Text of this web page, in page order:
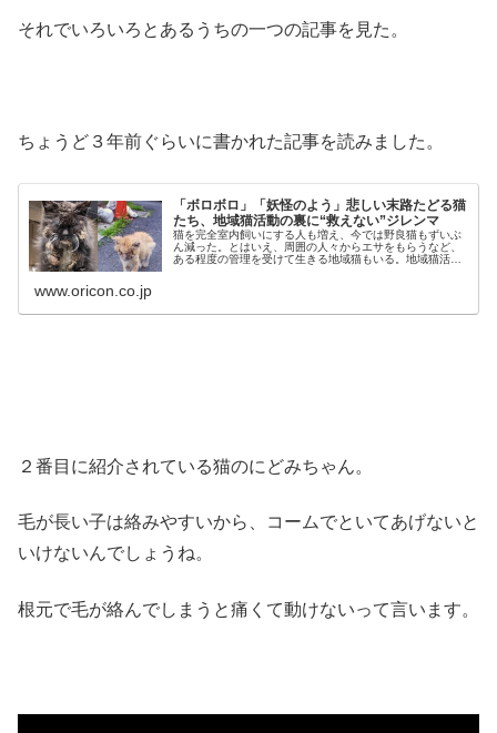
それでいろいろとあるうちの一つの記事を見た。
ちょうど３年前ぐらいに書かれた記事を読みました。
「ボロボロ」「妖怪のよう」悲しい末路たどる猫
たち、地域猫活動の裏に“救えない”ジレンマ
猫を完全室内飼いにする人も増え、今では野良猫もずいぶ
ん減った。とはいえ、周囲の人々からエサをもらうなど、
ある程度の管理を受けて生きる地域猫もいる。地域猫活動
www.oricon.co.jp
２番目に紹介されている猫のにどみちゃん。
毛が長い子は絡みやすいから、コームでといてあげないと
いけないんでしょうね。
根元で毛が絡んでしまうと痛くて動けないって言います。